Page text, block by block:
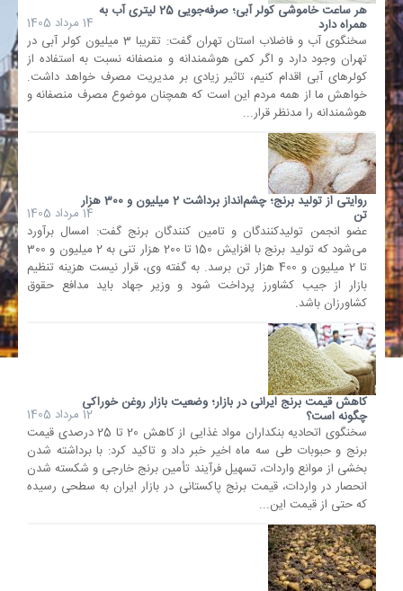
هر ساعت خاموشی کولر آبی؛ صرفه‌جویی 25 لیتری آب به
همراه دارد
14 مرداد 1405
سخنگوی آب و فاضلاب استان تهران گفت: تقریبا 3 میلیون کولر آبی در
تهران وجود دارد و اگر کمی هوشمندانه و منصفانه نسبت به استفاده از
کولر‌های آبی اقدام کنیم، تاثیر زیادی بر مدیریت مصرف خواهد داشت.
خواهش ما از همه مردم این است که همچنان موضوع مصرف منصفانه و
هوشمندانه را مدنظر قرار...
روایتی از تولید برنج؛ چشم‌انداز برداشت 2 میلیون و 300 هزار
تن
14 مرداد 1405
عضو انجمن تولیدکنندگان و تامین کنندگان برنج گفت: امسال برآورد
می‌شود که تولید برنج با افزایش 150 تا 200 هزار تنی به 2 میلیون و 300
تا 2 میلیون و 400 هزار تن برسد. به گفته وی، قرار نیست هزینه تنظیم
بازار از جیب کشاورز پرداخت شود و وزیر جهاد باید مدافع حقوق
کشاورزان باشد.
کاهش قیمت برنج ایرانی در بازار؛ وضعیت بازار روغن خوراکی
چگونه است؟
12 مرداد 1405
سخنگوی اتحادیه بنکداران مواد غذایی از کاهش 20 تا 25 درصدی قیمت
برنج و حبوبات طی سه ماه اخیر خبر داد و تاکید کرد: با برداشته شدن
بخشی از موانع واردات، تسهیل فرآیند تأمین برنج خارجی و شکسته شدن
انحصار در واردات، قیمت برنج پاکستانی در بازار ایران به سطحی رسیده
که حتی از قیمت این...